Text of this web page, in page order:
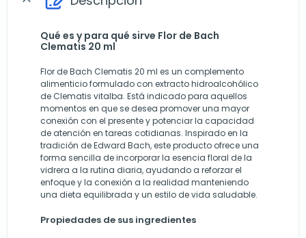
Qué es y para qué sirve Flor de Bach
Clematis 20 ml
Flor de Bach Clematis 20 ml es un complemento
alimenticio formulado con extracto hidroalcohólico
de Clematis vitalba. Está indicado para aquellos
momentos en que se desea promover una mayor
conexión con el presente y potenciar la capacidad
de atención en tareas cotidianas. Inspirado en la
tradición de Edward Bach, este producto ofrece una
forma sencilla de incorporar la esencia floral de la
vidrera a la rutina diaria, ayudando a reforzar el
enfoque y la conexión a la realidad manteniendo
una dieta equilibrada y un estilo de vida saludable.
Propiedades de sus ingredientes